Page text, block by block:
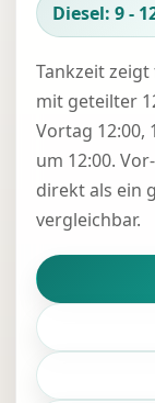
Diesel: 9 -
Tankzeit
mit geteilter
Vortag 12:00,
um 12:00.
direkt als ein
vergleichbar.